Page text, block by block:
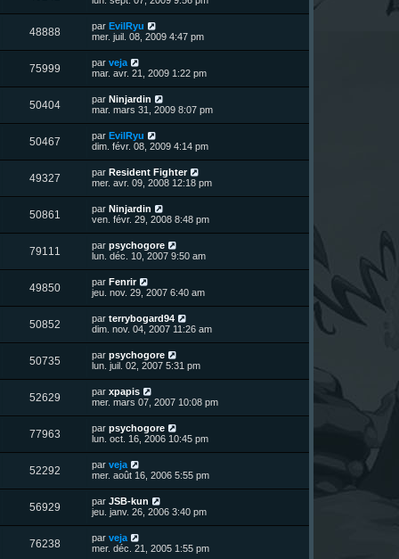
g
e
s
s
a
g
e
s
e
r
m
e
s
s
a
g
e
u
s
i
e
r
m
e
s
s
a
g
e
48888V
u
s
D
e
i
e
r
m
e
s
s
a
g
e
par EvilRyu
mer. juil. 08, 2009 4:47 pm
75999V
u
s
D
e
i
e
r
m
e
s
s
a
g
e
par veja
mar. avr. 21, 2009 1:22 pm
50404V
u
s
D
e
i
e
r
m
e
s
s
a
g
e
par Ninjardin
mar. mars 31, 2009 8:07 pm
50467V
u
D
e
i
e
r
m
e
s
s
a
g
e
par EvilRyu
dim. févr. 08, 2009 4:14 pm
49327V
u
D
e
i
e
r
m
e
s
s
a
g
e
par Resident Fighter
mer. avr. 09, 2008 12:18 pm
50861
u
s
D
e
i
e
r
m
e
s
s
a
g
e
par Ninjardin
ven. févr. 29, 2008 8:48 pm
79111
u
s
D
e
i
e
r
m
e
s
s
a
g
e
par psychogore
lun. déc. 10, 2007 9:50 am
49850V
u
s
D
e
i
e
r
m
e
s
s
a
g
e
par Fenrir
jeu. nov. 29, 2007 6:40 am
50852V
u
s
D
e
i
e
r
m
e
s
s
a
g
e
par terrybogard94
dim. nov. 04, 2007 11:26 am
50735V
u
s
D
e
i
e
r
m
e
s
s
a
g
e
par psychogore
lun. juil. 02, 2007 5:31 pm
52629V
u
s
D
e
i
e
r
m
e
s
s
a
g
e
par xpapis
mer. mars 07, 2007 10:08 pm
77963V
u
s
D
e
i
e
r
m
e
s
s
a
g
par psychogore
lun. oct. 16, 2006 10:45 pm
52292V
u
s
D
e
i
e
r
m
e
par veja
mer. août 16, 2006 5:55 pm
56929V
u
D
e
i
e
par JSB-kun
jeu. janv. 26, 2006 3:40 pm
76238V
D
e
par veja
mer. déc. 21, 2005 1:55 pm